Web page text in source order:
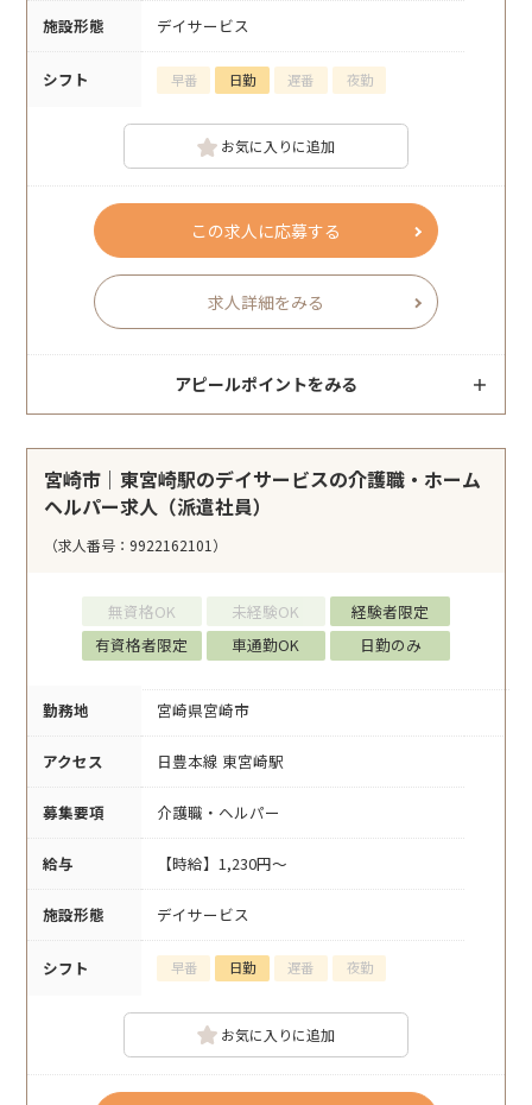
施設形態 デイサービス
シフト 早番 日勤 遅番 夜勤
お気に入りに追加
この求人に応募する
求人詳細をみる
アピールポイントをみる
宮崎市｜東宮崎駅のデイサービスの介護職・ホーム
ヘルパー求人（派遣社員）
（求人番号：9922162101）
無資格OK 未経験OK
経験者限定
有資格者限定
車通勤OK 日勤のみ
勤務地 宮崎県宮崎市
アクセス 日豊本線 東宮崎駅
募集要項 介護職・ヘルパー
給与 【時給】1,230円～
施設形態 デイサービス
シフト 早番 日勤 遅番 夜勤
お気に入りに追加